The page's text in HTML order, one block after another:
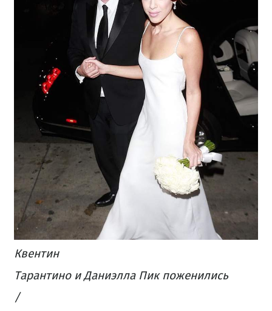
Квентин
Тарантино и Даниэлла Пик поженились
/